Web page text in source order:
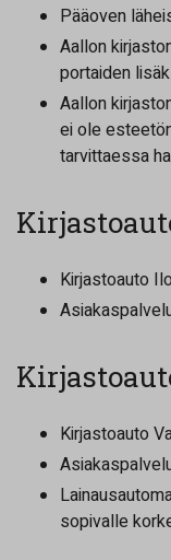
Pääoven
Aallon
portaiden
Aallon
ei ole
tarvittaessa
Kirjastoauto
Kirjastoauto
sopivalle